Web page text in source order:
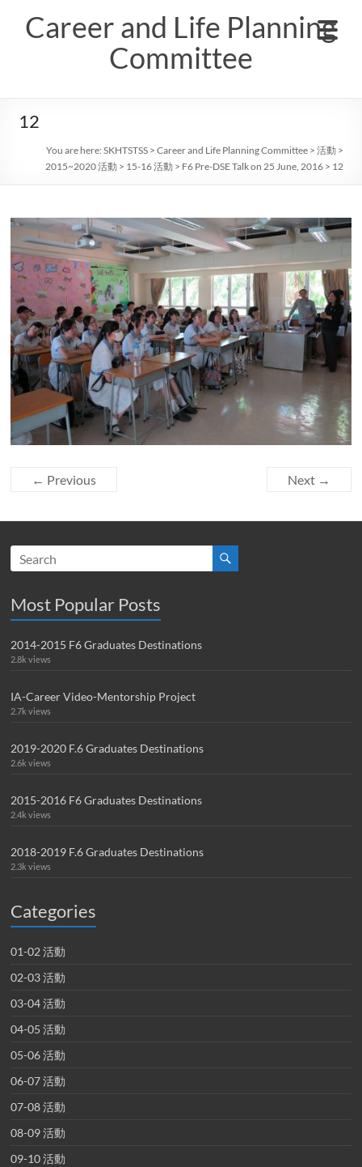
contentCareer and Life Planning
Committee
12
You are here:SKHTSTSS >Career and Life Planning Committee >活動 >
2015~2020 活動 > 15-16 活動 > F6 Pre-DSE Talk on 25 June, 2016 > 12
← Previous Next →
Most Popular Posts
2014-2015 F6 Graduates Destinations
2.8k views
IA-Career Video-Mentorship Project
2.7k views
2019-2020 F.6 Graduates Destinations
2.6k views
2015-2016 F6 Graduates Destinations
2.4k views
2018-2019 F.6 Graduates Destinations
2.3k views
Categories
01-02 活動
02-03 活動
03-04 活動
04-05 活動
05-06 活動
06-07 活動
07-08 活動
08-09 活動
09-10 活動